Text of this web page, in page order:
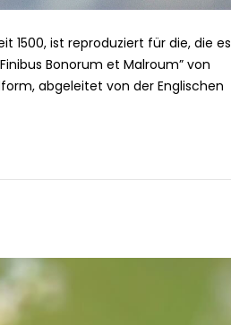
1500, ist reproduziert für die, die es
Finibus Bonorum et Malroum” von
abgeleitet von der Englischen